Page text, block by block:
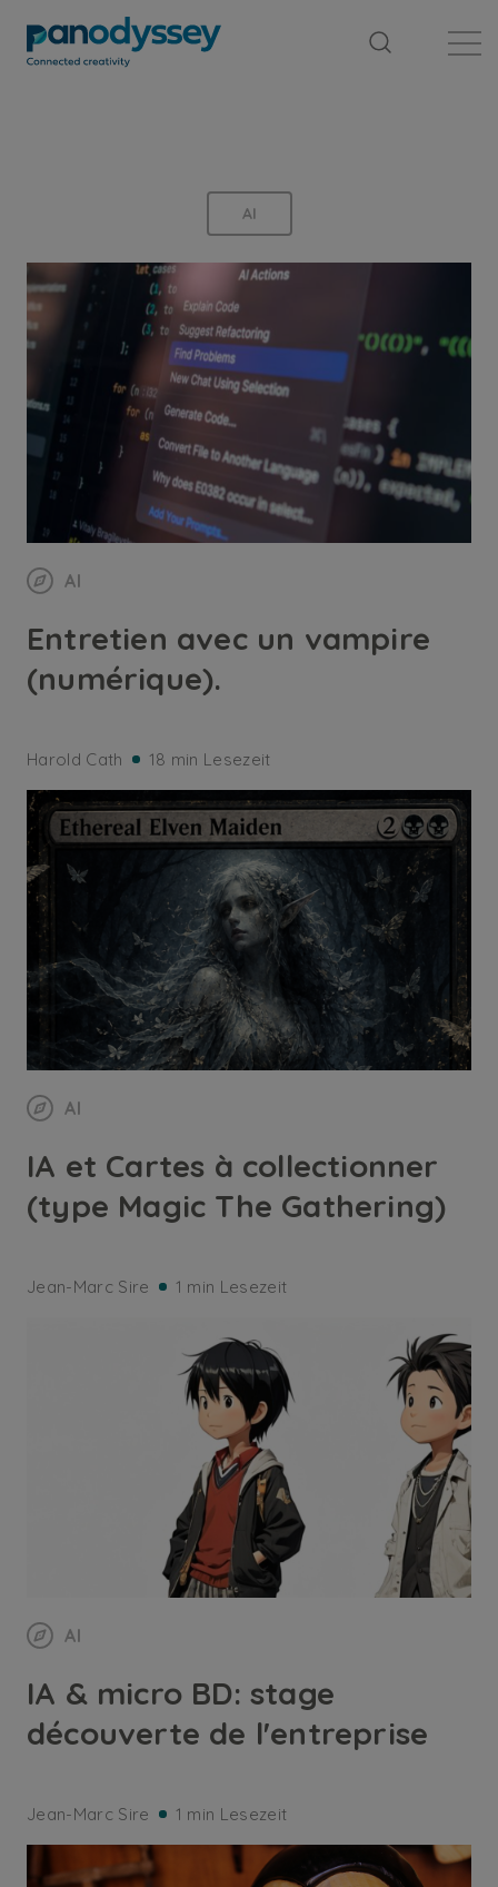
AI
AI
Entretien avec un vampire
(numérique).
Harold Cath 18 min Lesezeit
AI
IA et Cartes à collectionner
(type Magic The Gathering)
Jean-Marc Sire 1 min Lesezeit
AI
IA & micro BD: stage
découverte de l'entreprise
Jean-Marc Sire 1 min Lesezeit